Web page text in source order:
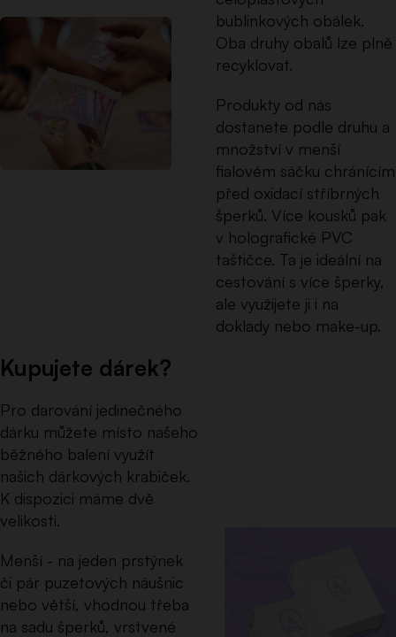
bublinkových obálek.
Oba druhy obalů lze plně
recyklovat.
Produkty od nás
dostanete podle druhu a
množství v menší
fialovém sáčku chránícím
před oxidací stříbrných
šperků. Více kousků pak
v holografické PVC
taštičce. Ta je ideální na
cestování s více šperky,
ale využijete ji i na
doklady nebo make-up.
Kupujete dárek?
Pro darování jedinečného
dárku můžete místo našeho
běžného balení využít
našich dárkových krabiček.
K dispozici máme dvě
velikosti.
Menší - na jeden prstýnek
či pár puzetových náušnic
nebo větší, vhodnou třeba
na sadu šperků, vrstvené